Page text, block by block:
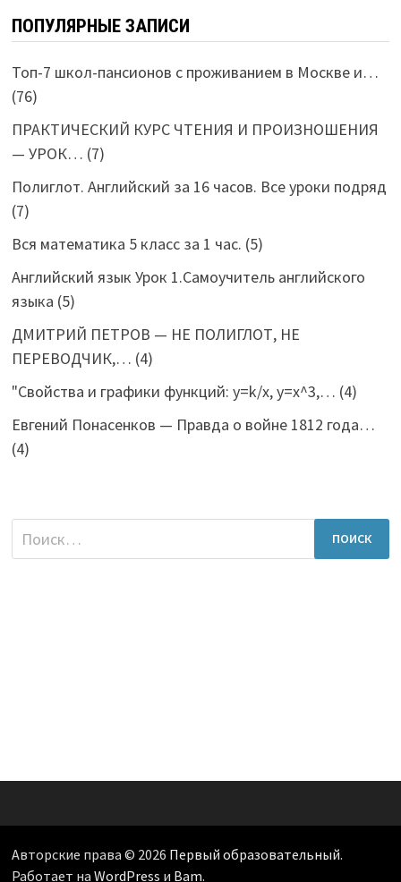
ПОПУЛЯРНЫЕ ЗАПИСИ
Топ-7 школ-пансионов с проживанием в Москве и…
(76)
ПРАКТИЧЕСКИЙ КУРС ЧТЕНИЯ И ПРОИЗНОШЕНИЯ
— УРОК… (7)
Полиглот. Английский за 16 часов. Все уроки подряд
(7)
Вся математика 5 класс за 1 час. (5)
Английский язык Урок 1.Самоучитель английского
языка (5)
ДМИТРИЙ ПЕТРОВ — НЕ ПОЛИГЛОТ, НЕ
ПЕРЕВОДЧИК,… (4)
"Свойства и графики функций: y=k/x, y=x^3,… (4)
Евгений Понасенков — Правда о войне 1812 года…
(4)
Найти:
Авторские права © 2026 Первый образовательный.
Работает на WordPress и Bam.